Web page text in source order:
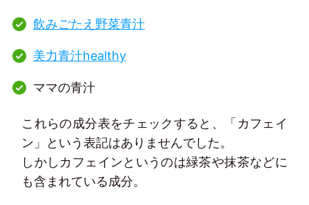
飲みごたえ野菜青汁
美力青汁healthy
ママの青汁
これらの成分表をチェックすると、「カフェイ
ン」という表記はありませんでした。
しかしカフェインというのは緑茶や抹茶などに
も含まれている成分。